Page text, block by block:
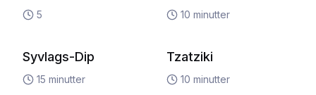
5 10 minutter
Syvlags-Dip
15 minutter
Tzatziki
10 minutter